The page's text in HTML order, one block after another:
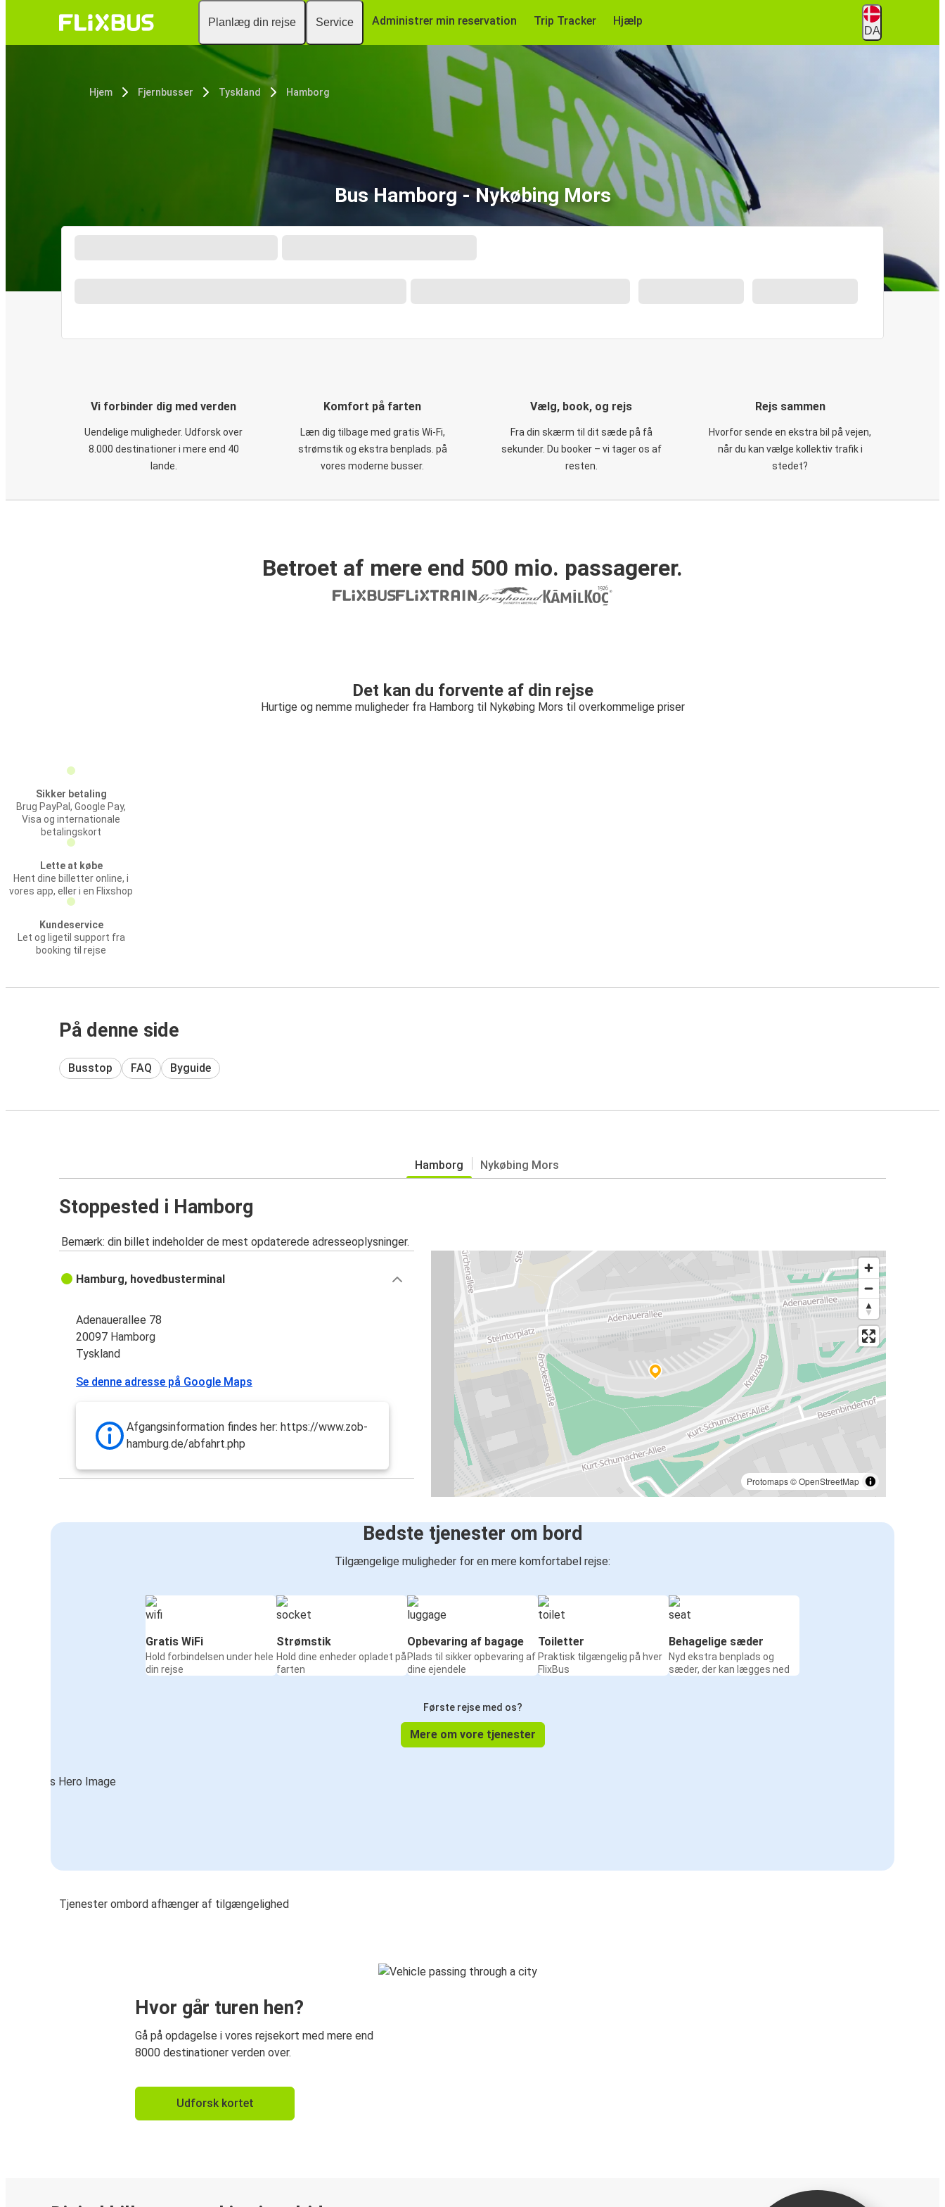
Planlæg din rejse Service Administrer min reservation Trip Tracker Hjælp
DA
Hjem Fjernbusser Tyskland Hamborg
Bus Hamborg - Nykøbing Mors
Vi forbinder dig med verden
Uendelige muligheder. Udforsk over
8.000 destinationer i mere end 40
lande.
Komfort på farten
Læn dig tilbage med gratis Wi-Fi,
strømstik og ekstra benplads. på
vores moderne busser.
Vælg, book, og rejs
Fra din skærm til dit sæde på få
sekunder. Du booker – vi tager os af
resten.
Rejs sammen
Hvorfor sende en ekstra bil på vejen,
når du kan vælge kollektiv trafik i
stedet?
Betroet af mere end 500 mio. passagerer.
Det kan du forvente af din rejse
Hurtige og nemme muligheder fra Hamborg til Nykøbing Mors til overkommelige priser
Sikker betaling
Brug PayPal, Google Pay,
Visa og internationale
betalingskort
Lette at købe
Hent dine billetter online, i
vores app, eller i en Flixshop
Kundeservice
Let og ligetil support fra
booking til rejse
På denne side
Busstop FAQ Byguide
Hamborg Nykøbing Mors
Stoppested i Hamborg
Bemærk: din billet indeholder de mest opdaterede adresseoplysninger.
Protomaps©OpenStreetMap
Hamburg, hovedbusterminal
Adenauerallee 78
20097 Hamborg
Tyskland
Se denne adresse på Google Maps
Afgangsinformation findes her: https://www.zob-
hamburg.de/abfahrt.php
Bedste tjenester om bord
Tilgængelige muligheder for en mere komfortabel rejse:
Gratis WiFi
Hold forbindelsen under hele
din rejse
Strømstik
Hold dine enheder opladet på
farten
Opbevaring af bagage
Plads til sikker opbevaring af
dine ejendele
Toiletter
Praktisk tilgængelig på hver
FlixBus
Behagelige sæder
Nyd ekstra benplads og
sæder, der kan lægges ned
Første rejse med os?
Mere om vore tjenester
Tjenester ombord afhænger af tilgængelighed
Hvor går turen hen?
Gå på opdagelse i vores rejsekort med mere end
8000 destinationer verden over.
Udforsk kortet